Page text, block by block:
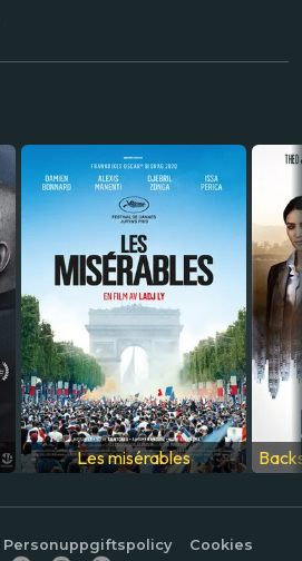
Les misérables
Personuppgiftspolicy Cookies